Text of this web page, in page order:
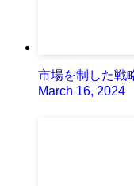
市場を制した戦
March 16, 2024